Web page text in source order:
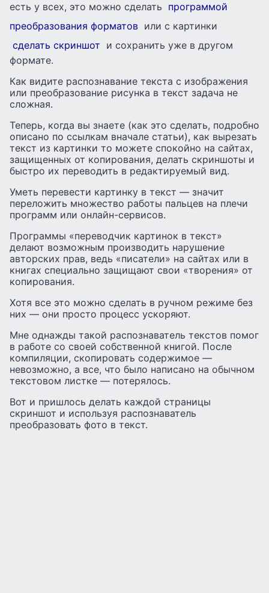
есть у всех, это можно сделать программой
преобразования форматов или с картинки
сделать скриншот и сохранить уже в другом
формате.
Как видите распознавание текста с изображения
или преобразование рисунка в текст задача не
сложная.
Теперь, когда вы знаете (как это сделать, подробно
описано по ссылкам вначале статьи), как вырезать
текст из картинки то можете спокойно на сайтах,
защищенных от копирования, делать скриншоты и
быстро их переводить в редактируемый вид.
Уметь перевести картинку в текст — значит
переложить множество работы пальцев на плечи
программ или онлайн-сервисов.
Программы «переводчик картинок в текст»
делают возможным производить нарушение
авторских прав, ведь «писатели» на сайтах или в
книгах специально защищают свои «творения» от
копирования.
Хотя все это можно сделать в ручном режиме без
них — они просто процесс ускоряют.
Мне однажды такой распознаватель текстов помог
в работе со своей собственной книгой. После
компиляции, скопировать содержимое —
невозможно, а все, что было написано на обычном
текстовом листке — потерялось.
Вот и пришлось делать каждой страницы
скриншот и используя распознаватель
преобразовать фото в текст.